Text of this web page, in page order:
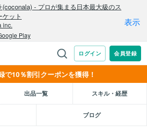
で10％割引クーポンを獲得！
出品一覧 スキル・経歴
ブログ